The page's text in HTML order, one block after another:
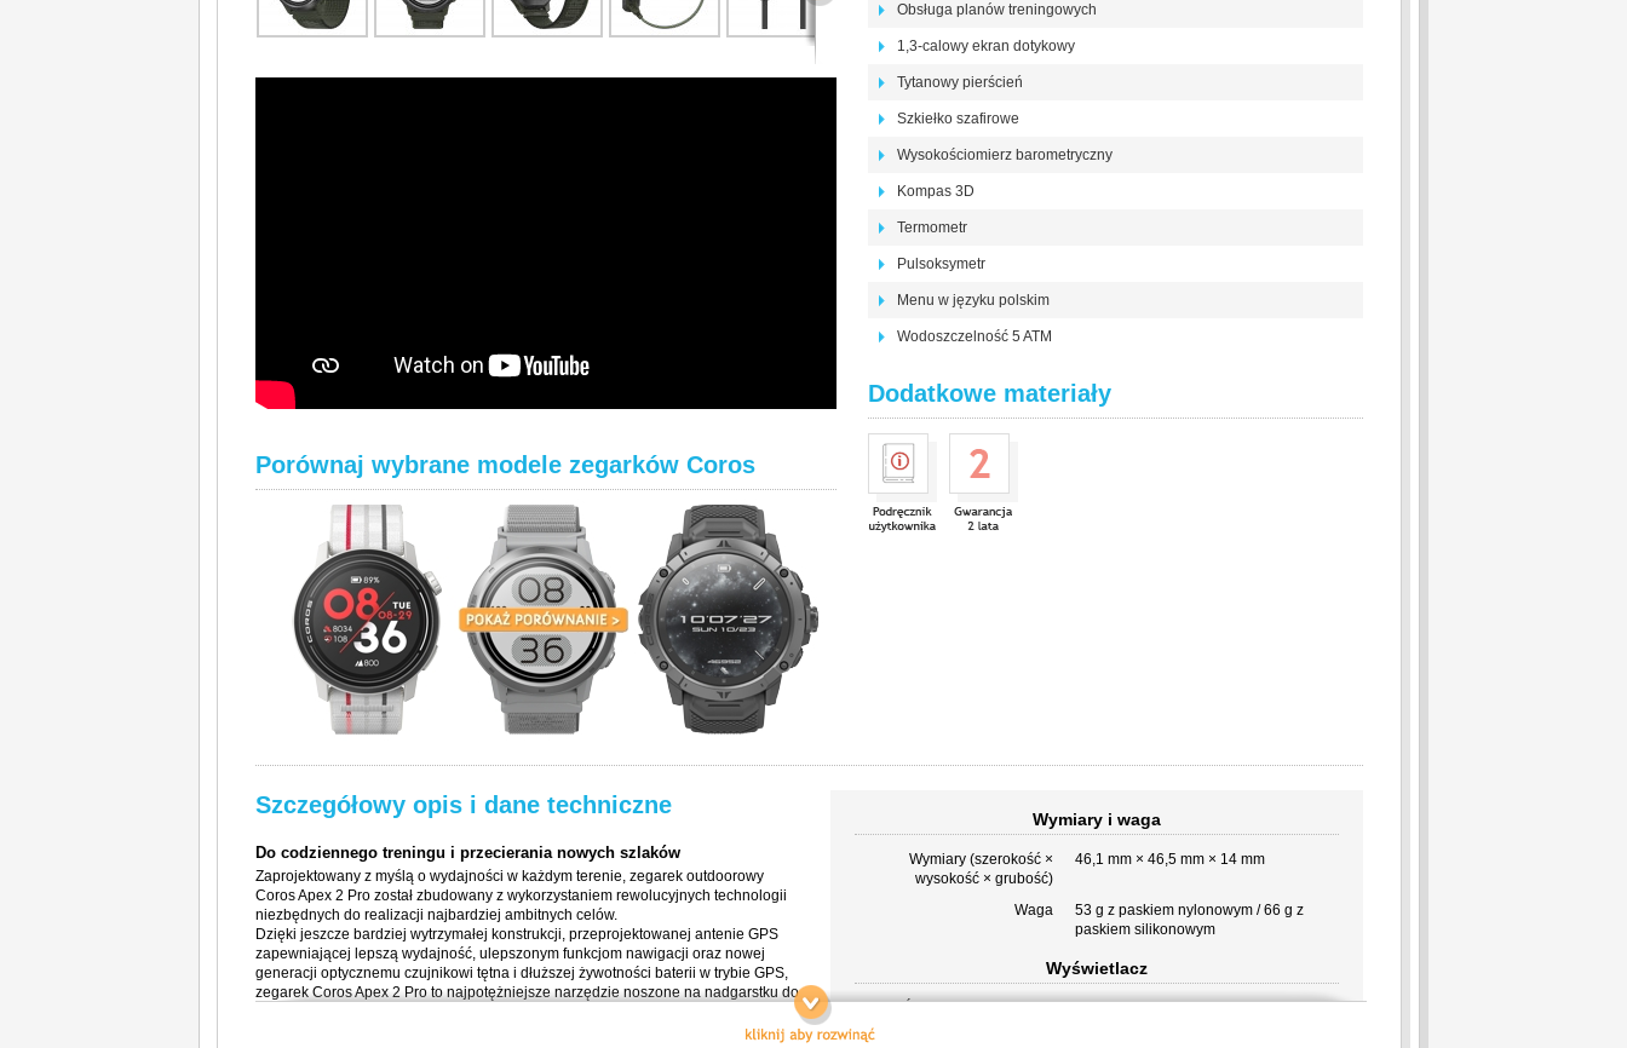
Obsługa planów treningowych
1,3-calowy ekran dotykowy
Tytanowy pierścień
Szkiełko szafirowe
Wysokościomierz barometryczny
Kompas 3D
Termometr
Pulsoksymetr
Menu w języku polskim
Wodoszczelność 5 ATM
Dodatkowe materiały
Porównaj wybrane modele zegarków Coros
Szczegółowy opis i dane techniczne
Do codziennego treningu i przecierania nowych szlaków
Zaprojektowany z myślą o wydajności w każdym terenie, zegarek outdoorowy
Coros Apex 2 Pro został zbudowany z wykorzystaniem rewolucyjnych technologii
niezbędnych do realizacji najbardziej ambitnych celów.
Dzięki jeszcze bardziej wytrzymałej konstrukcji, przeprojektowanej antenie GPS
zapewniającej lepszą wydajność, ulepszonym funkcjom nawigacji oraz nowej
generacji optycznemu czujnikowi tętna i dłuższej żywotności baterii w trybie GPS,
zegarek Coros Apex 2 Pro to najpotężniejsze narzędzie noszone na nadgarstku do
zegarkiem Coros Apex 2 Pro będziesz gotowy na to, by trenować mądrzej i dłużej.
Wymiary i waga
Wymiary (szerokość ×
wysokość × grubość)
46,1 mm × 46,5 mm × 14 mm
Waga
53 g z paskiem nylonowym / 66 g z
paskiem silikonowym
Wyświetlacz